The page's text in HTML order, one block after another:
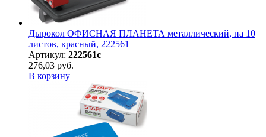
Дырокол ОФИСНАЯ ПЛАНЕТА металлический, на 10
листов, красный, 222561
Артикул: 222561с
276,03 руб.
В корзину